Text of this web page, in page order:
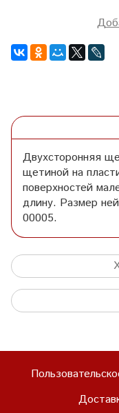
Двухсторонняя
щетиной на
поверхностей
длину. Размер
00005.